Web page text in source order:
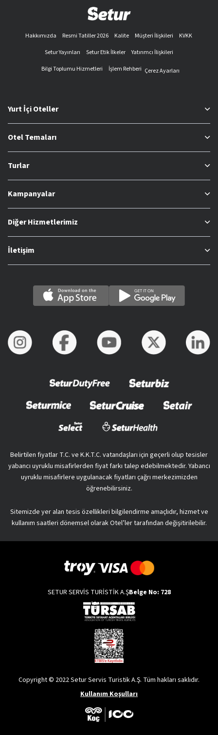
Hakkımızda Resmi Tatiller 2026 Kalite Müşteri İlişkileri
KVKK
Setur Yayınları
Setur Etik İlkeler
Yatırımcı İlişkileri
Bilgi Toplumu Hizmetleri
İşlem Rehberi Çerez Ayarları
Yurt İçi Oteller
Otel Temaları
Turlar
Kampanyalar
Diğer Hizmetlerimiz
İletişim
Belirtilen fiyatlar T.C. ve K.K.T.C. vatandaşları için geçerli olup tesisler
yabancı uyruklu misafirlerden fiyat farkı talep edebilmektedir. Yabancı
uyruklu misafirlere uygulanacak fiyatları çağrı merkezimizden
öğrenebilirsiniz.
Sitemizde yer alan tesis özellikleri bilgilendirme amaçlıdır, hizmet ve
kullanım saatleri dönemsel olarak Otel’ler tarafından değişitirilebilir.
SETUR SERVİS TURİSTİK A.ŞBelge No: 728
Copyright © 2022 Setur Servis Turistik A.Ş. Tüm hakları saklıdır.
Kullanım Koşulları